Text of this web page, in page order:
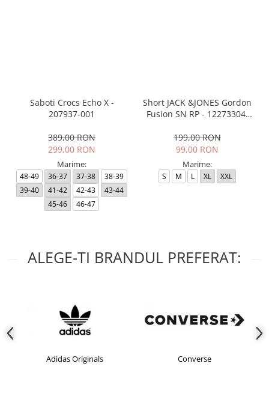
Saboti Crocs Echo X -
207937-001
389,00 RON
299,00 RON
Marime:
48-49 36-37 37-38
38-39
39-40
41-42 42-43
43-44
45-46
46-47
Short JACK &JONES Gordon
Fusion SN RP - 12273304-
199,00 RON
99,00 RON
Marime:
S M L XL XXL
ALEGE-TI BRANDUL PREFERAT:
Adidas Originals Converse